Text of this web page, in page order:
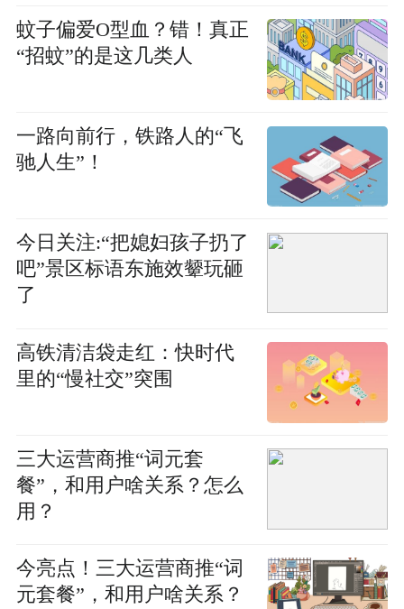
蚊子偏爱O型血？错！真正
“招蚊”的是这几类人
一路向前行，铁路人的“飞
驰人生”！
今日关注:“把媳妇孩子扔了
吧”景区标语东施效颦玩砸
了
高铁清洁袋走红：快时代
里的“慢社交”突围
三大运营商推“词元套
餐”，和用户啥关系？怎么
用？
今亮点！三大运营商推“词
元套餐”，和用户啥关系？